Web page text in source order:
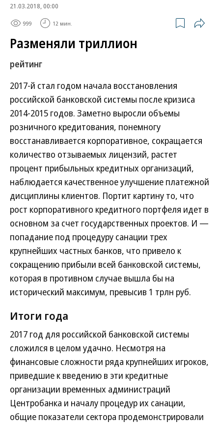
21.03.2018, 00:00
999 12 мин.
Разменяли триллион
рейтинг
2017-й стал годом начала восстановления
российской банковской системы после кризиса
2014-2015 годов. Заметно выросли объемы
розничного кредитования, понемногу
восстанавливается корпоративное, сокращается
количество отзываемых лицензий, растет
процент прибыльных кредитных организаций,
наблюдается качественное улучшение платежной
дисциплины клиентов. Портит картину то, что
рост корпоративного кредитного портфеля идет в
основном за счет государственных проектов. И —
попадание под процедуру санации трех
крупнейших частных банков, что привело к
сокращению прибыли всей банковской системы,
которая в противном случае вышла бы на
исторический максимум, превысив 1 трлн руб.
Итоги года
2017 год для российской банковской системы
сложился в целом удачно. Несмотря на
финансовые сложности ряда крупнейших игроков,
приведшие к введению в эти кредитные
организации временных администраций
Центробанка и началу процедур их санации,
общие показатели сектора продемонстрировали